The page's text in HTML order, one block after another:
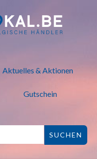
lokalen
Aktuelles & Aktionen
Gutschein